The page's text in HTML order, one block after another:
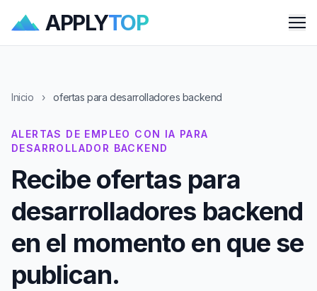
APPLYTOP
Inicio › ofertas para desarrolladores backend
ALERTAS DE EMPLEO CON IA PARA
DESARROLLADOR BACKEND
Recibe ofertas para
desarrolladores backend
en el momento en que se
publican.